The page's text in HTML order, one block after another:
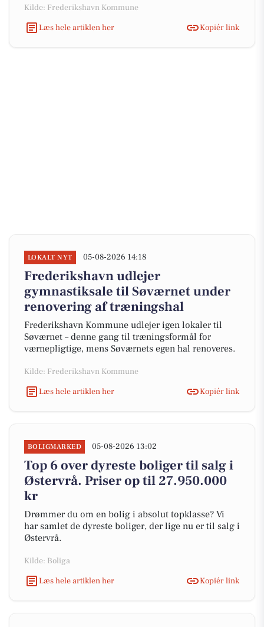
Kilde: Frederikshavn Kommune
Læs hele artiklen her
Kopiér link
LOKALT NYT 05-08-2026 14:18
Frederikshavn udlejer
gymnastiksale til Søværnet under
renovering af træningshal
Frederikshavn Kommune udlejer igen lokaler til
Søværnet – denne gang til træningsformål for
værnepligtige, mens Søværnets egen hal renoveres.
Kilde: Frederikshavn Kommune
Læs hele artiklen her
Kopiér link
BOLIGMARKED 05-08-2026 13:02
Top 6 over dyreste boliger til salg i
Østervrå. Priser op til 27.950.000
kr
Drømmer du om en bolig i absolut topklasse? Vi
har samlet de dyreste boliger, der lige nu er til salg i
Østervrå.
Kilde: Boliga
Læs hele artiklen her
Kopiér link